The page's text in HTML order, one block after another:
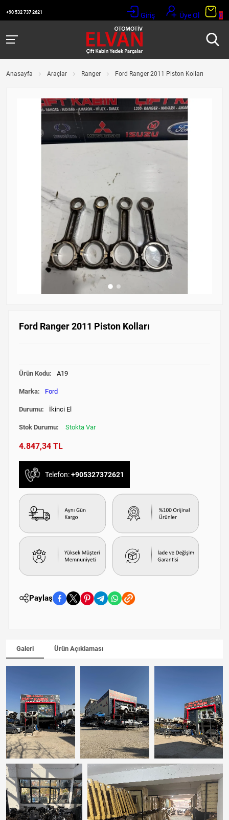
+90 532 737 2621 Giriş Üye Ol 0
Anasayfa Araçlar Ranger Ford Ranger 2011 Piston Kolları
Ford Ranger 2011 Piston Kolları
Ürün Kodu: A19
Marka: Ford
Durumu: İkinci El
Stok Durumu: Stokta Var
4.847,34 TL
Telefon:+905327372621
Paylaş
Galeri Ürün Açıklaması